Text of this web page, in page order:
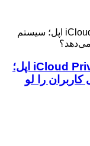
افشای نشت آدرس IP در iCloud Private Relay اپل؛
را لو